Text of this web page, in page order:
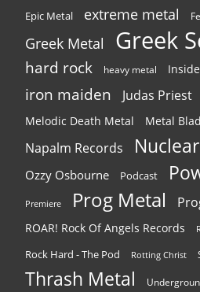
Epic Metal extreme metal
Greek Metal Greek
hard rock heavy metal
iron maiden Judas Priest
Melodic Death Metal Metal
Napalm Records
Ozzy Osbourne Podcast
Premiere Prog Metal
ROAR! Rock Of Angels Records
Rock Hard - The Pod Rotting Christ
Thrash Metal